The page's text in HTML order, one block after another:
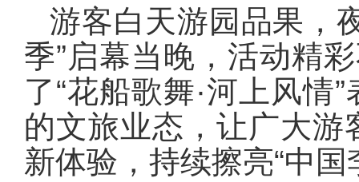
游客白天游园品果，
季”启幕当晚，活动精
了“花船歌舞·河上风情
的文旅业态，让广大
新体验，持续擦亮“中